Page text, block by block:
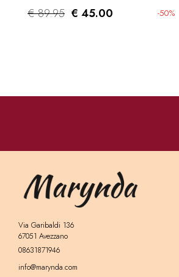
€ 89.95 -50%
€ 45.00
Via Garibaldi 136
67051 Avezzano
08631871946
info@marynda.com